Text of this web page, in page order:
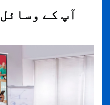
آپ کے